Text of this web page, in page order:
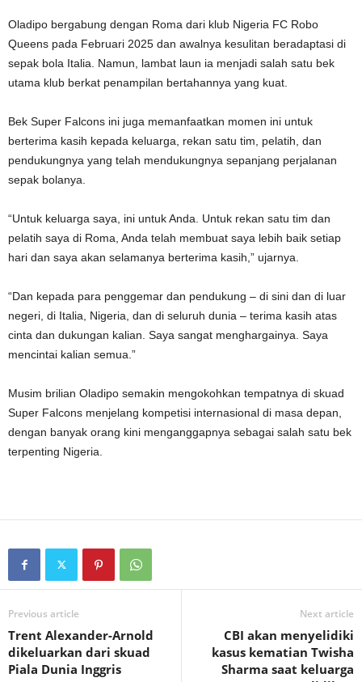
Oladipo bergabung dengan Roma dari klub Nigeria FC Robo
Queens pada Februari 2025 dan awalnya kesulitan beradaptasi di
sepak bola Italia. Namun, lambat laun ia menjadi salah satu bek
utama klub berkat penampilan bertahannya yang kuat.
Bek Super Falcons ini juga memanfaatkan momen ini untuk
berterima kasih kepada keluarga, rekan satu tim, pelatih, dan
pendukungnya yang telah mendukungnya sepanjang perjalanan
sepak bolanya.
“Untuk keluarga saya, ini untuk Anda. Untuk rekan satu tim dan
pelatih saya di Roma, Anda telah membuat saya lebih baik setiap
hari dan saya akan selamanya berterima kasih,” ujarnya.
“Dan kepada para penggemar dan pendukung – di sini dan di luar
negeri, di Italia, Nigeria, dan di seluruh dunia – terima kasih atas
cinta dan dukungan kalian. Saya sangat menghargainya. Saya
mencintai kalian semua.”
Musim brilian Oladipo semakin mengokohkan tempatnya di skuad
Super Falcons menjelang kompetisi internasional di masa depan,
dengan banyak orang kini menganggapnya sebagai salah satu bek
terpenting Nigeria.
Previous article
Trent Alexander-Arnold
dikeluarkan dari skuad
Piala Dunia Inggris
Next article
CBI akan menyelidiki
kasus kematian Twisha
Sharma saat keluarga